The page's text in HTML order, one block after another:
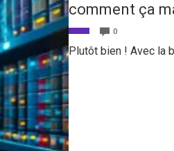
comment ça
0
Plutôt bien ! Avec la